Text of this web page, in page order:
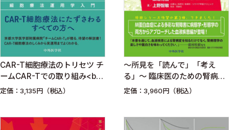
CAR-T細胞療法のトリセツ チ
ームCAR-Tでの取り組み<br>
細胞療法運用学入門
定価：3,135円（税込）
〜所見を「読んで」「考え
る」〜 臨床医のための腎病理
読解ロジック3 各論編；血液
定価：3,960円（税込）